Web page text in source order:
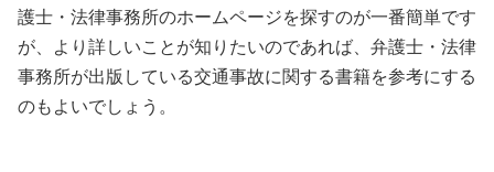
護士・法律事務所のホームページを探すのが一番簡単です
が、より詳しいことが知りたいのであれば、弁護士・法律
事務所が出版している交通事故に関する書籍を参考にする
のもよいでしょう。